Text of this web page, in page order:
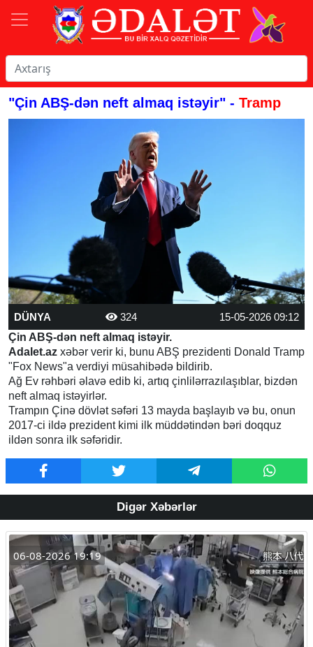
"Çin ABŞ-dən neft almaq istəyir" - Tramp
DÜNYA 324
15-05-2026 09:12
Çin ABŞ-dən neft almaq istəyir.
Adalet.az xəbər verir ki, bunu ABŞ prezidenti Donald Tramp
"Fox News"a verdiyi müsahibədə bildirib.
Ağ Ev rəhbəri əlavə edib ki, artıq çinlilərrazılaşıblar, bizdən
neft almaq istəyirlər.
Trampın Çinə dövlət səfəri 13 mayda başlayıb və bu, onun
2017-ci ildə prezident kimi ilk müddətindən bəri doqquz
ildən sonra ilk səfəridir.
Digər Xəbərlər
06-08-2026 19:19